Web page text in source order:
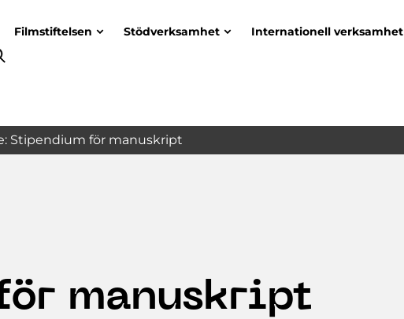
Filmstiftelsen Stödverksamhet Internationell verksamhet
Stipendium för manuskript
manuskript